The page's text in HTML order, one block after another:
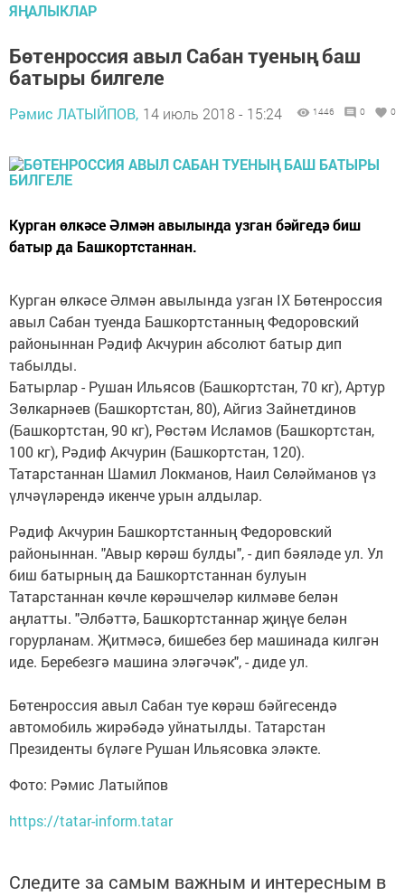
ЯҢАЛЫКЛАР
Бөтенроссия авыл Сабан туеның баш
батыры билгеле
Рәмис ЛАТЫЙПОВ, 14 июль 2018 - 15:24 1446 0 0
Курган өлкәсе Әлмән авылында узган бәйгедә биш
батыр да Башкортстаннан.
Курган өлкәсе Әлмән авылында узган IX Бөтенроссия
авыл Сабан туенда Башкортстанның Федоровский
районыннан Рәдиф Акчурин абсолют батыр дип
табылды.
Батырлар - Рушан Ильясов (Башкортстан, 70 кг), Артур
Зөлкарнәев (Башкортстан, 80), Айгиз Зайнетдинов
(Башкортстан, 90 кг), Рөстәм Исламов (Башкортстан,
100 кг), Рәдиф Акчурин (Башкортстан, 120).
Татарстаннан Шамил Локманов, Наил Сөләйманов үз
үлчәүләрендә икенче урын алдылар.
Рәдиф Акчурин Башкортстанның Федоровский
районыннан. "Авыр көрәш булды", - дип бәяләде ул. Ул
биш батырның да Башкортстаннан булуын
Татарстаннан көчле көрәшчеләр килмәве белән
аңлатты. "Әлбәттә, Башкортстаннар җиңүе белән
горурланам. Җитмәсә, бишебез бер машинада килгән
иде. Беребезгә машина эләгәчәк", - диде ул.
Бөтенроссия авыл Сабан туе көрәш бәйгесендә
автомобиль жирәбәдә уйнатылды. Татарстан
Президенты бүләге Рушан Ильясовка эләкте.
Фото: Рәмис Латыйпов
https://tatar-inform.tatar
Следите за самым важным и интересным в